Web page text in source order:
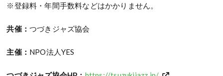
※登録料・年間手数料などはかかりません。
共催：つづきジャズ協会
主催： NPO法人YES